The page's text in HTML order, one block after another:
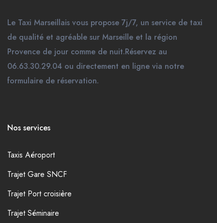
Le Taxi Marseillais vous propose 7j/7, un service de taxi
de qualité et agréable sur Marseille et la région
Provence de jour comme de nuit.Réservez au
06.63.30.29.04 ou directement en ligne via notre
formulaire de réservation.
Nos services
Taxis Aéroport
Trajet Gare SNCF
Trajet Port croisière
Trajet Séminaire